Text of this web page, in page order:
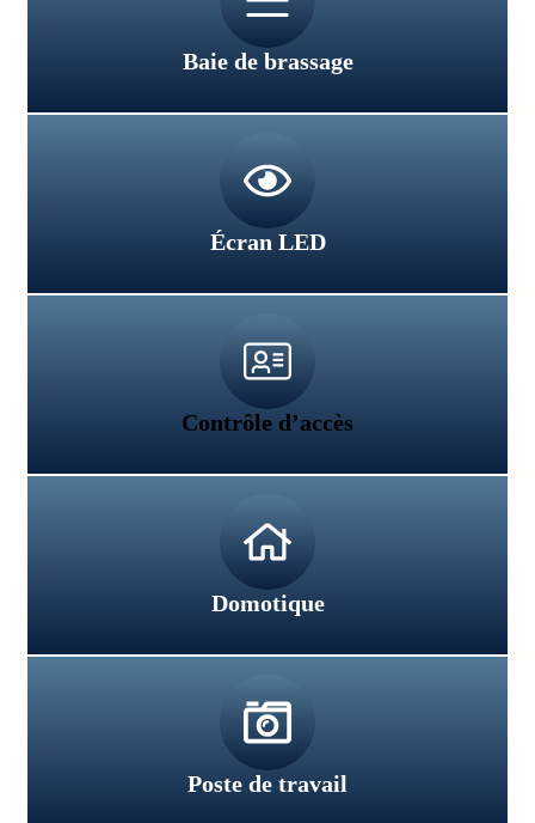
Baie de brassage
Écran LED
Contrôle d’accès
Domotique
Poste de travail